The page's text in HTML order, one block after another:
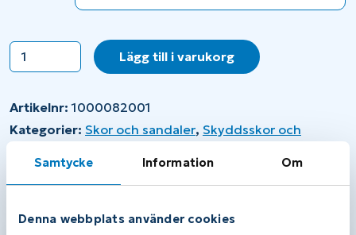
Samtycke Information Om
Denna webbplats använder cookies
Monitor
Gold
Lägg till i varukorg
Artikelnr:1000082001
Kategorier: Skor och sandaler, Skyddsskor och
arbetsskor
Varumärke:Monitor
Beskrivning Ytterligare information